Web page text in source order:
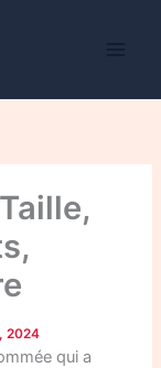
2024
qui a